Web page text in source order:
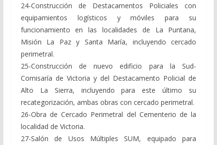
24-Construcción de Destacamentos Policiales con
equipamientos logísticos y móviles para su
funcionamiento en las localidades de La Puntana,
Misión La Paz y Santa María, incluyendo cercado
perimetral.
25-Construcción de nuevo edificio para la Sud-
Comisaría de Victoria y del Destacamento Policial de
Alto La Sierra, incluyendo para este último su
recategorización, ambas obras con cercado perimetral.
26-Obra de Cercado Perimetral del Cementerio de la
localidad de Victoria.
27-Salón de Usos Múltiples SUM, equipado para